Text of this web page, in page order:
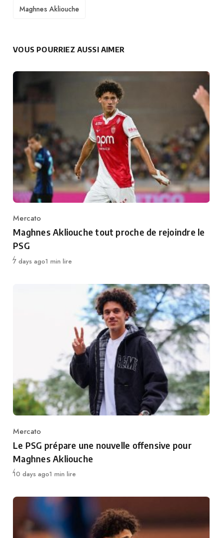
TAGS
Maghnes Akliouche
VOUS POURRIEZ AUSSI AIMER
Category
Mercato
Maghnes Akliouche tout proche de rejoindre le
PSG
Publié
7 days ago1 min lire
Category
Mercato
Le PSG prépare une nouvelle offensive pour
Maghnes Akliouche
Publié
10 days ago1 min lire